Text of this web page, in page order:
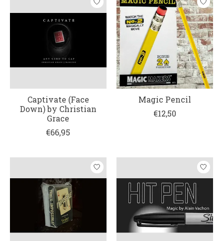
Captivate (Face
Down) by Christian
Grace
€66,95
Magic Pencil
€12,50